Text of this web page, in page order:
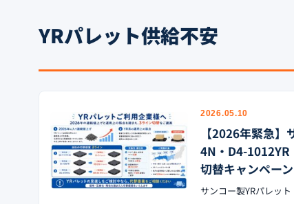
YRパレット供給不安
2026.05.10
【2026年緊急
4N・D4-
切替キャンペーン
サンコー製YRパレッ